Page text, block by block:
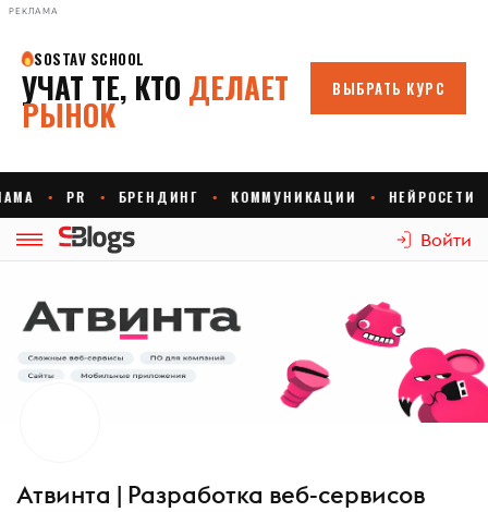
РЕКЛАМА
Войти
Атвинта | Разработка веб-сервисов